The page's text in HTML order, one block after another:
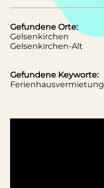
Gefundene Orte:
Gelsenkirchen
Gelsenkirchen-Alt
Gefundene Keyworte:
Ferienhausvermietung